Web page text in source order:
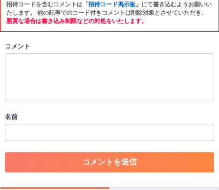
以下の書き込みを禁止とし、場合によってはコメント削除や書き込み制
限を行う可能性がございます。 あらかじめご了承ください。
・スパムなど、記事内容と関係のない投稿
・誰かになりすます行為
・その他、管理者が不適切と判断した投稿
コメントの削除を申請する ※投稿内容を確認後、順次対応さ
※一度削除したコメントは復元ができませんのでご注意くだ
招待コードを含むコメントは「招待コード掲示板 」にて書き込むようお願いい
たします。 他の記事でのコード付きコメントは削除対象とさせていただき、
悪質な場合は書き込み制限などの対処をいたします。
コメント
名前